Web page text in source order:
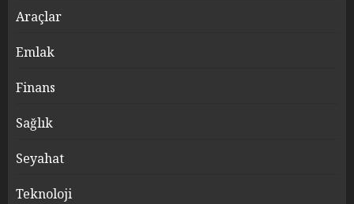
Araçlar
Emlak
Finans
Sağlık
Seyahat
Teknoloji